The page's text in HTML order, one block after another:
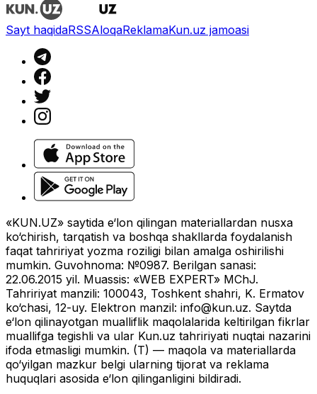
Sayt haqidaRSSAloqaReklamaKun.uz jamoasi
«KUN.UZ» saytida e‘lon qilingan materiallardan nusxa
ko‘chirish, tarqatish va boshqa shakllarda foydalanish
faqat tahririyat yozma roziligi bilan amalga oshirilishi
mumkin. Guvohnoma: №0987. Berilgan sanasi:
22.06.2015 yil. Muassis: «WEB EXPERT» MChJ.
Tahririyat manzili: 100043, Toshkent shahri, K. Ermatov
ko‘chasi, 12-uy. Elektron manzil: info@kun.uz. Saytda
e‘lon qilinayotgan mualliflik maqolalarida keltirilgan fikrlar
muallifga tegishli va ular Kun.uz tahririyati nuqtai nazarini
ifoda etmasligi mumkin. (T) — maqola va materiallarda
qo‘yilgan mazkur belgi ularning tijorat va reklama
huquqlari asosida e‘lon qilinganligini bildiradi.